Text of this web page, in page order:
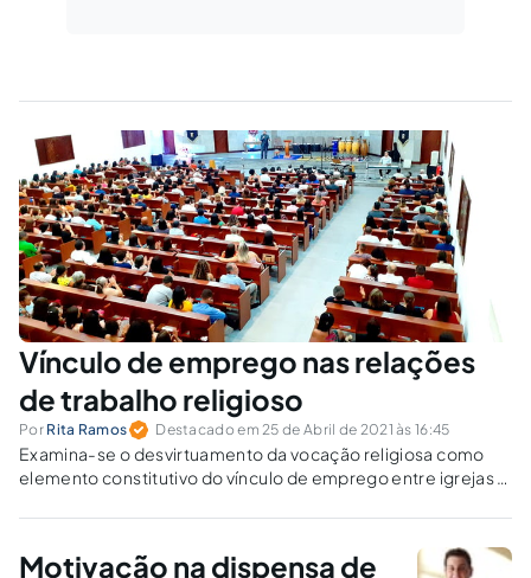
Vínculo de emprego nas relações
de trabalho religioso
Por Rita Ramos Destacado em 25 de Abril de 2021 às 16:45
Examina-se o desvirtuamento da vocação religiosa como
elemento constitutivo do vínculo de emprego entre igrejas e
Motivação na dispensa de